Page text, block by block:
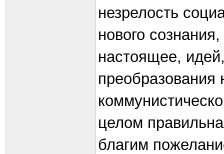
незрелость
нового
настоящее,
целом
благим